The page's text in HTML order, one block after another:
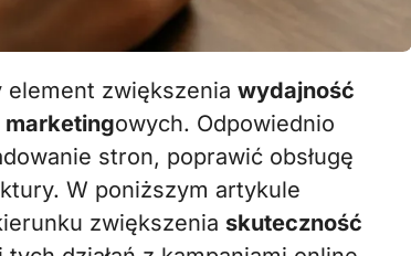
element zwiększenia wydajność
marketingowych. Odpowiednio
stron, poprawić obsługę
W poniższym artykule
zwiększenia skuteczność